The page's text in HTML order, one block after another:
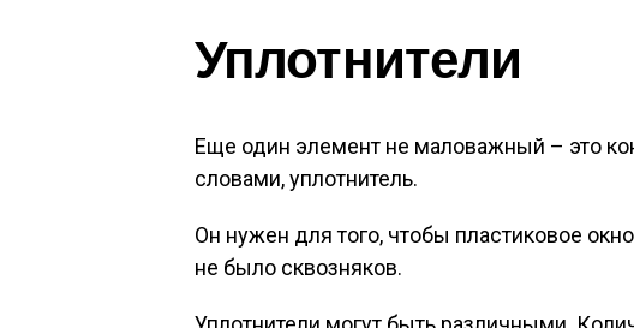
Уплотнители
Еще один элемент не маловажный – это
словами, уплотнитель.
Он нужен для того, чтобы пластиковое
не было сквозняков.